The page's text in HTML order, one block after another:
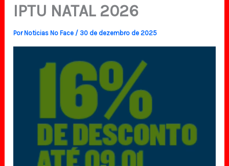
IPTU NATAL 2026
PorNoticias No Face / 30 de dezembro de 2025